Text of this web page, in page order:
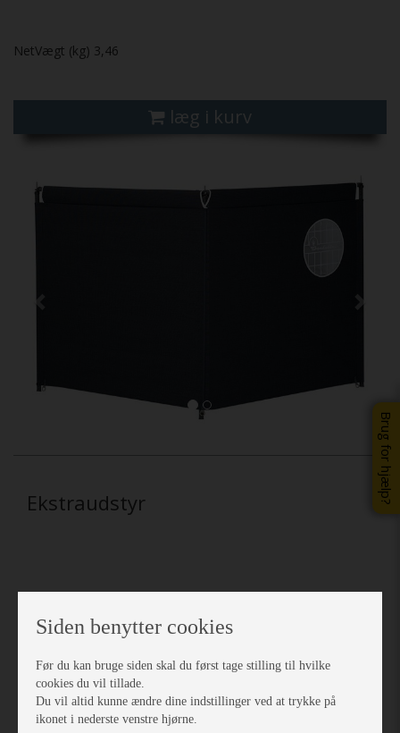
Brug for hjælp?
NetVægt (kg) 3,46
læg i kurv
Ekstraudstyr
Siden benytter cookies
Før du kan bruge siden skal du først tage stilling til hvilke
cookies du vil tillade.
Du vil altid kunne ændre dine indstillinger ved at trykke på
ikonet i nederste venstre hjørne.